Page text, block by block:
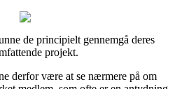
de principielt gennemgå deres
projekt.
derfor være at se nærmere på om